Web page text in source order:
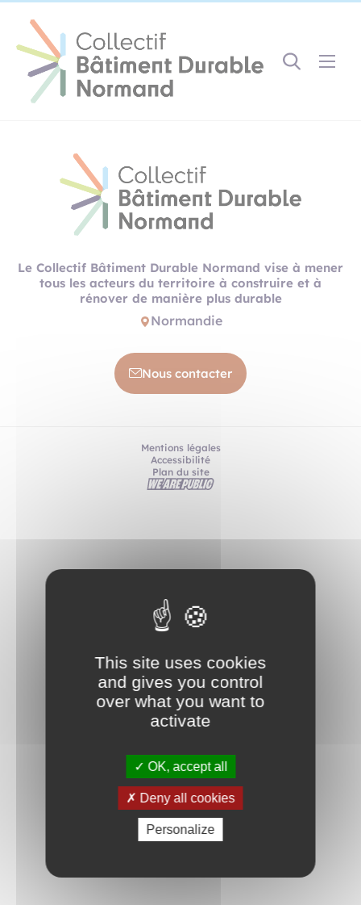
Le Collectif Bâtiment Durable Normand vise à mener
tous les acteurs du territoire à construire et à
rénover de manière plus durable
Normandie
Nous contacter
Mentions légales
Accessibilité
Plan du site
Gestion des couleurs :
Inactif
Interlignage :
Par défaut
Augmenté
Alignement du texte :
Taille du texte :
Très petite
Petite Défaut
Grande
Très grande
Affichage des images & vidéos :
Cookies management panel
This site uses cookies
and gives you control
over what you want to
activate
OK, accept all
Deny all cookies
Personalize